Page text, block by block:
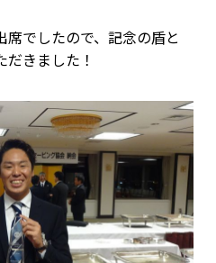
でしたので、記念の盾と
きました！